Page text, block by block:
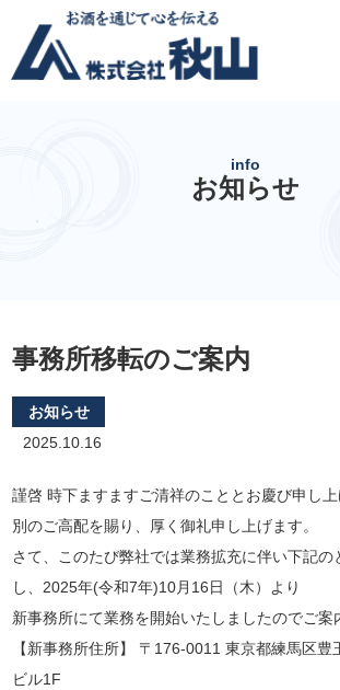
the
info
お知らせ
事務所移転のご案内
お知らせ
2025.10.16
謹啓 時下ますますご清祥のこととお慶び申し
別のご高配を賜り、厚く御礼申し上げます。
さて、このたび弊社では業務拡充に伴い下記の
し、2025年(令和7年)10月16日（木）より
新事務所にて業務を開始いたしましたのでご案
【新事務所住所】 〒176-0011 東京都練馬区
ビル1F